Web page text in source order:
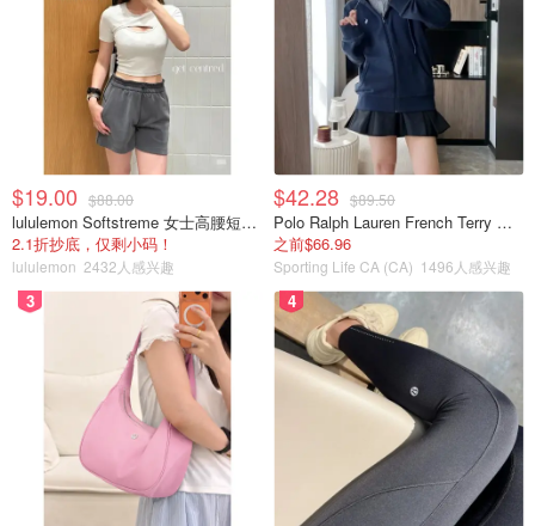
而姜萍，这个自带顶级数学天赋的17岁女生，凭着对数学的
一腔热情，自学两年高等数学，以服装设计专业中专生的身
份从一众名校精英的包围中杀出重围，闯进阿里数赛决赛。
也是前30名里唯一的女生。
姜萍在接受采访时说：
“数学会给我带来探索的欲望”
“除了吃饭睡觉都在刷题”
“我喜欢一步一步证明得到我想证明的东西”
“无论未来会怎样，数学这个兴趣爱好会一直持续下去”
1部手机，1个翻译软件，1本字典，自学本科高等数学、全
英文偏微分方程。
$19.00 $88.00
lululemon Softstreme 女士高腰短裤 10cm
2.1折抄底，仅剩小码！
lululemon 2432人感兴趣
$42.28 $89.50
Polo Ralph Lauren French Terry 女童连帽卫衣 7-16码
之前$66.96
Sporting Life CA (CA) 1496人感兴趣
3 4